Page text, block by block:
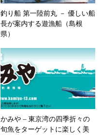
釣り船 第一陸前丸 － 優しい船
長が案内する遊漁船（島根
県）
かみや – ​東京湾の四季折々の
旬魚をターゲットに楽しく美